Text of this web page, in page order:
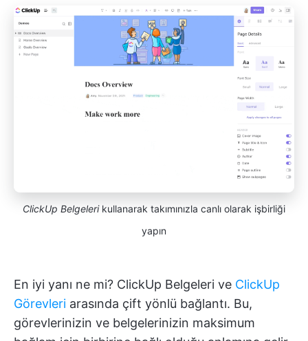
ClickUp Belgelerikullanarak takımınızla canlı olarak işbirliği
yapın
En iyi yanı ne mi? ClickUp Belgeleri ve ClickUp
Görevleri arasında çift yönlü bağlantı. Bu,
görevlerinizin ve belgelerinizin maksimum